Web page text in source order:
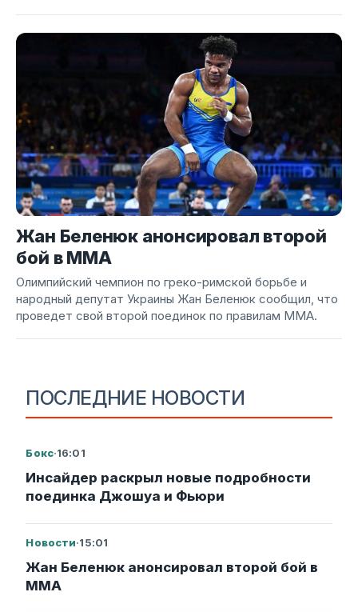
ПОСЛЕДНИЕ НОВОСТИ
Бокс·16:01
Инсайдер раскрыл новые подробности
поединка Джошуа и Фьюри
Новости·15:01
Жан Беленюк анонсировал второй бой в
ММА
Жан Беленюк анонсировал второй
бой в ММА
Олимпийский чемпион по греко-римской борьбе и
народный депутат Украины Жан Беленюк сообщил, что
проведет свой второй поединок по правилам ММА.